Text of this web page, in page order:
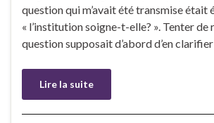
question qui m’avait été transmise était
« l’institution soigne-t-elle? ». Tenter de
question supposait d’abord d’en clarifier
Lire la suite